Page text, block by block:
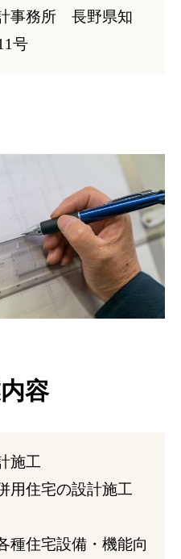
事務所 長野県知
号
容
施工
用住宅の設計施工
種住宅設備・機能向